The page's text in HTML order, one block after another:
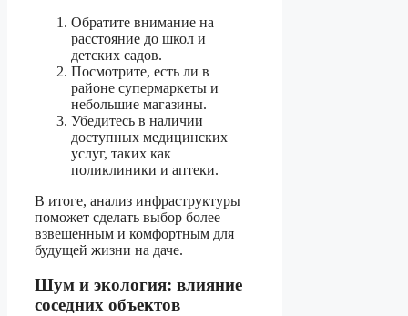
Обратите внимание на
расстояние до школ и
детских садов.
Посмотрите, есть ли в
районе супермаркеты и
небольшие магазины.
Убедитесь в наличии
доступных медицинских
услуг, таких как
поликлиники и аптеки.
В итоге, анализ инфраструктуры
поможет сделать выбор более
взвешенным и комфортным для
будущей жизни на даче.
Шум и экология: влияние
соседних объектов